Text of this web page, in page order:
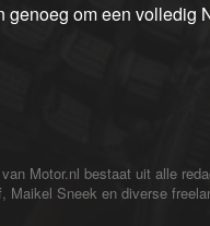
genoeg om een volledig
Motor.nl bestaat uit alle
Maikel Sneek en diverse